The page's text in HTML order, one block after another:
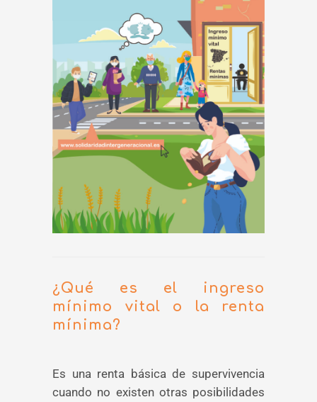
¿Qué es el ingreso
mínimo vital o la renta
mínima?
Es una renta básica de supervivencia
cuando no existen otras posibilidades